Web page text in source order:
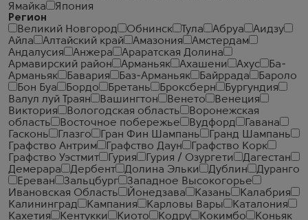
Ямайка
Япония
Регион
Великий Новгород
Обнинск Тула Абруа
Аидзу
Айла
Алтайский край Амазония
Амстердам
Андалусия
Анжера
Араратская Долина
Армавирский район
Арманьяк Ахашени Ахус
Ба-
Арманьяк
Бавария Баз-Арманьяк Байррада
Бароло
Бон Буа
Бордо Бретань Броксберн
Бургундия
Валул луй Траян
Вашингтон Венето
Венеция
Виктория
Вологодская область
Воронежская
область
Восточное побережье Вудфорд
Гавана
Гасконь
Глазго Гран Фин Шампань
Гранд Шампань
Графство Антрим
Графство Даун
Графство Корк
Графство Уэстмит
Гурия Гурия / Озургети
Дагестан
Демерара
Дербент Долина Эльки Дублин
Дуранго
Ереван
Зальцбург
Западное Высокогорье
Ивановская Область
Йонедзава Казань
Калабрия
Калининград
Кампания Карловы Вары
Каталония
Кахетия
Кентукки Киото Кодру Кокимбо
Коньяк